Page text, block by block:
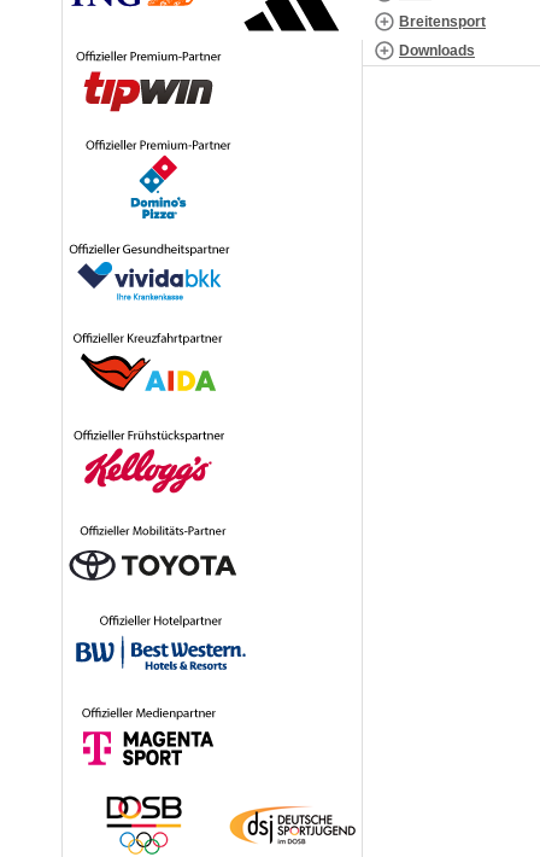
Breitensport
Downloads